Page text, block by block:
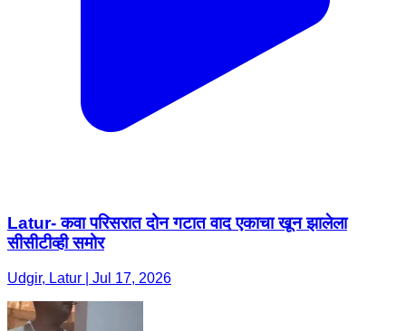
Latur- कवा परिसरात दोन गटात वाद एकाचा खून झालेला
सीसीटीव्ही समोर
Udgir, Latur | Jul 17, 2026